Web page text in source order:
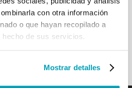
con otra información
o que hayan recopilado a
de sus servicios.
Mostrar detalles